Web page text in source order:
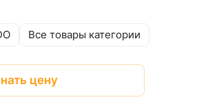
Все товары категории
цену